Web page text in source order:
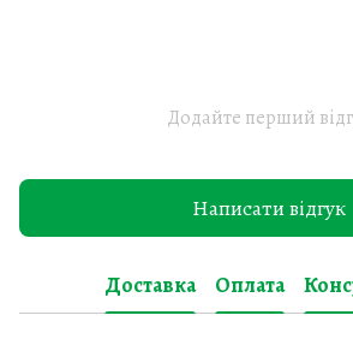
Додайте перший
Написати відгук
Доставка Оплата